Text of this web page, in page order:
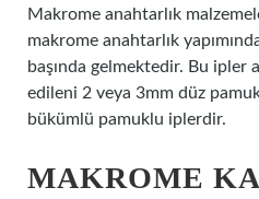
Makrome anahtarlık
makrome anahtarlık
başında gelmektedir. Bu ipler
edileni 2 veya 3mm düz
bükümlü pamuklu iplerdir.
MAKROME